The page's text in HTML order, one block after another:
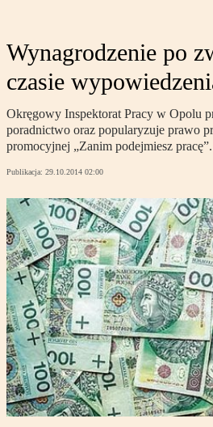
Wynagrodzenie po
czasie
Okręgowy Inspektorat Pracy w Opolu
poradnictwo oraz popularyzuje prawo
promocyjnej „Zanim podejmiesz pracę”.
Publikacja: 29.10.2014 02:00